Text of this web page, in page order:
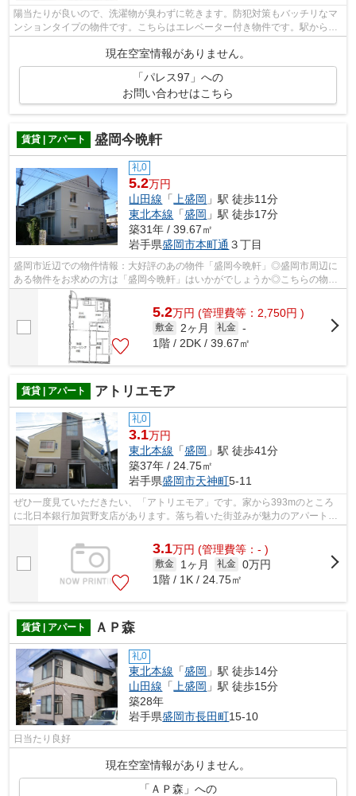
陽当たりが良いので、洗濯物が臭わずに乾きます。防犯対策もバッチリなマ
ンションタイプの物件です。こちらはエレベーター付き物件です。駅から徒
現在空室情報がありません。
「パレス97」への
お問い合わせはこちら
賃貸 | アパート 盛岡今晩軒
礼0
5.2万円
山田線 「 上盛岡 」駅 徒歩11分
東北本線 「盛岡 」駅 徒歩17分
築31年 / 39.67㎡
岩手県盛岡市本町通 ３丁目
盛岡市近辺での物件情報：大好評のあの物件「盛岡今晩軒」◎盛岡市周辺に
ある物件をお求めの方は「盛岡今晩軒」はいかがでしょうか◎こちらの物件
はアパートです◎高速インターネットの回...
5.2万円 (管理費等：2,750円 )
敷金 2ヶ月 礼金 -
1階 / 2DK / 39.67㎡
賃貸 | アパート アトリエモア
礼0
3.1万円
東北本線 「盛岡 」駅 徒歩41分
築37年 / 24.75㎡
岩手県盛岡市天神町5-11
ぜひ一度見ていただきたい、「アトリエモア」です。家から393mのところ
に北日本銀行加賀野支店があります。落ち着いた街並みが魅力のアパートは
3.1万円 (管理費等：- )
敷金 1ヶ月 礼金 0万円
1階 / 1K / 24.75㎡
賃貸 | アパート ＡＰ森
礼0
東北本線 「盛岡 」駅 徒歩14分
山田線 「 上盛岡 」駅 徒歩15分
築28年
岩手県盛岡市長田町15-10
日当たり良好
現在空室情報がありません。
「ＡＰ森」への